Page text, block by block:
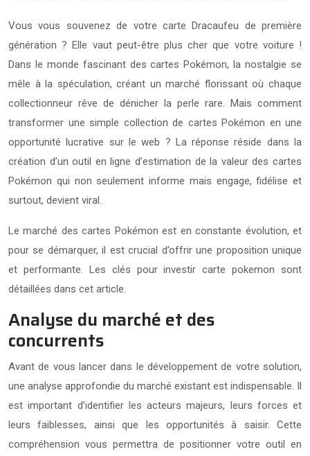
Vous vous souvenez de votre carte Dracaufeu de première
génération ? Elle vaut peut-être plus cher que votre voiture !
Dans le monde fascinant des cartes Pokémon, la nostalgie se
mêle à la spéculation, créant un marché florissant où chaque
collectionneur rêve de dénicher la perle rare. Mais comment
transformer une simple collection de cartes Pokémon en une
opportunité lucrative sur le web ? La réponse réside dans la
création d’un outil en ligne d’estimation de la valeur des cartes
Pokémon qui non seulement informe mais engage, fidélise et
surtout, devient viral.
Le marché des cartes Pokémon est en constante évolution, et
pour se démarquer, il est crucial d’offrir une proposition unique
et performante. Les clés pour investir carte pokemon sont
détaillées dans cet article.
Analyse du marché et des
concurrents
Avant de vous lancer dans le développement de votre solution,
une analyse approfondie du marché existant est indispensable. Il
est important d’identifier les acteurs majeurs, leurs forces et
leurs faiblesses, ainsi que les opportunités à saisir. Cette
compréhension vous permettra de positionner votre outil en